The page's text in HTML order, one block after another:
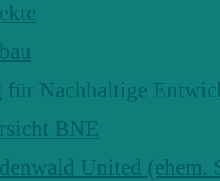
für Nachhaltige
BNE
United (ehem.